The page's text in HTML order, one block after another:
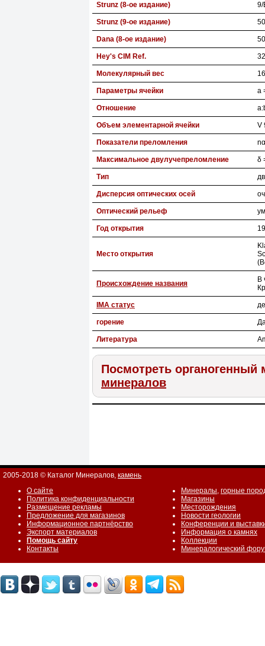
Strunz (8-ое издание) 9/
Strunz (9-ое издание)
Dana (8-ое издание)
Hey's CIM Ref.
Молекулярный вес
Параметры ячейки a
Отношение
Объем элементарной ячейки V
Показатели преломления
Максимальное двулучепреломление δ
Тип
Дисперсия оптических осей
Оптический рельеф
Год открытия
Место открытия
Происхождение названия
В
IMA статус
горение
Литература
Посмотреть
минералов
2005-2018 © Каталог Минералов, камень
О сайте
Политика конфиденциальности
Размещение рекламы
Предложение для магазинов
Информационное партнёрство
Экспорт материалов
Помощь сайту
Контакты
Минералы, горные
Магазины
Месторождения
Новости геологии
Конференции и
Информация о камнях
Коллекции
Минералогический